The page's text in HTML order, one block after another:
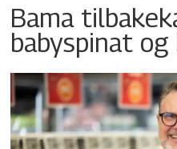
Bama
babyspinat